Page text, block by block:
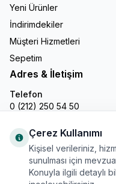
Yeni Ürünler
İndirimdekiler
Müşteri Hizmetleri
Sepetim
Adres & İletişim
Telefon
0 (212) 250 54 50
info@gastronline.com
İnstagram
Çerez Kullanımı
Kişisel verileriniz,
sunulması için
Konuyla ilgili detaylı